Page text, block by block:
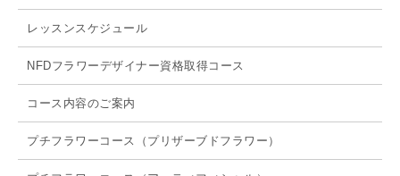
レッスンスケジュール
NFDフラワーデザイナー資格取得コース
コース内容のご案内
プチフラワーコース（プリザーブドフラワー）